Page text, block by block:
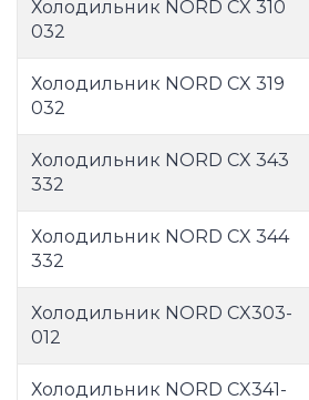
Холодильник NORD CX 310
032
Холодильник NORD CX 319
032
Холодильник NORD CX 343
332
Холодильник NORD CX 344
332
Холодильник NORD CX303-
012
Холодильник NORD CX341-